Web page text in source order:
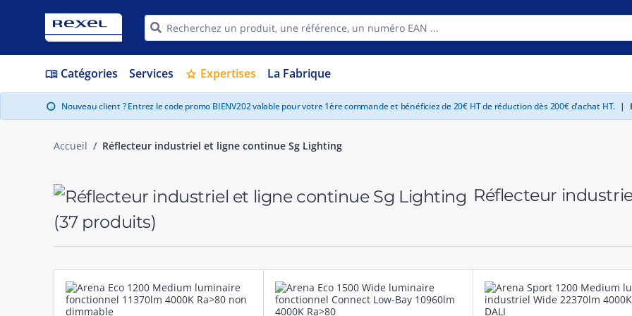
menu_book Catégories Services star Expertises La Fabrique
info Nouveau client ? Entrez le code promo BIENV202 valable pour votre 1ère commande et bénéficiez de 20€ HT de réduction dès 200€ d'achat HT. |
Accueil Réflecteur industriel et ligne continue Sg Lighting
Réflecteur
(37 produits)